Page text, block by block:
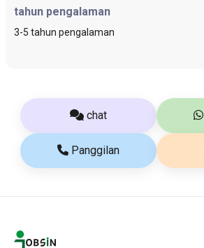
tahun pengalaman
3-5 tahun pengalaman
chat
Panggilan